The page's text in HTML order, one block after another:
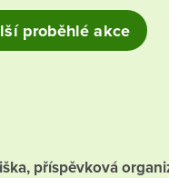
proběhlé akce
příspěvková